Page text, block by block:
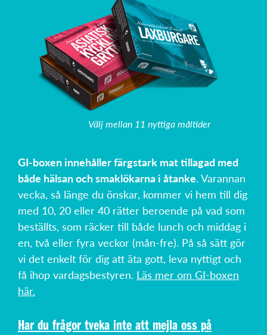
Välj mellan 11 nyttiga måltider
GI-boxen innehåller färgstark mat tillagad med
både hälsan och smaklökarna i åtanke.Varannan
vecka, så länge du önskar, kommer vi hem till dig
med 10, 20 eller 40 rätter beroende på vad som
beställts, som räcker till både lunch och middag i
en, två eller fyra veckor (mån-fre). På så sätt gör
vi det enkelt för dig att äta gott, leva nyttigt och
få ihop vardagsbestyren. Läs mer om GI-boxen
här.
Har du frågor tveka inte att mejla oss på